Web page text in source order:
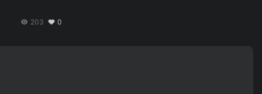
203 0